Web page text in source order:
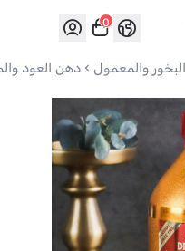
0
والمعمول دهن العود